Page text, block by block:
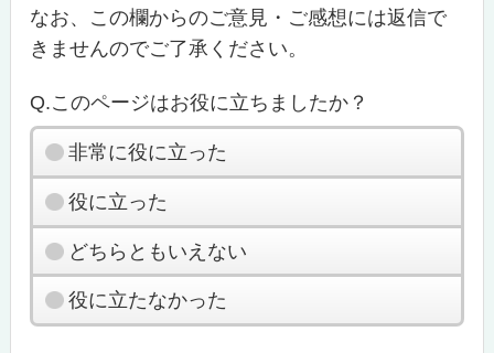
なお、この欄からのご意見・ご感想には返信で
きませんのでご了承ください。
Q.このページはお役に立ちましたか？
非常に役に立った
役に立った
どちらともいえない
役に立たなかった